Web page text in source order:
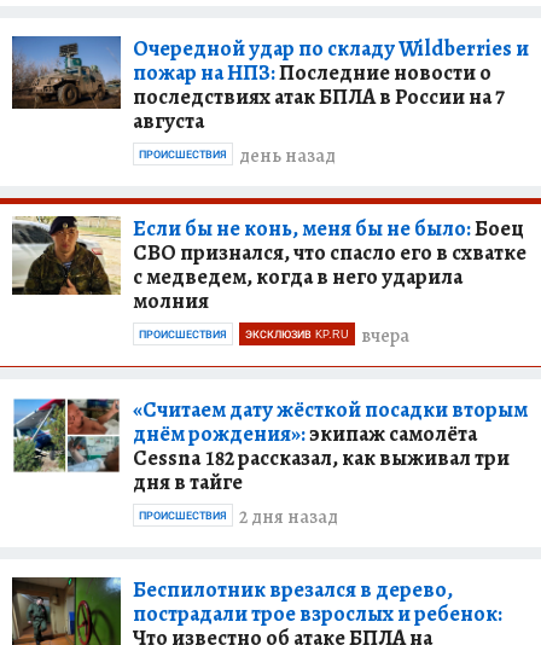
Очередной удар по складу Wildberries и
пожар на НПЗ:Последние новости о
последствиях атак БПЛА в России на 7
августа
день назад
ПРОИСШЕСТВИЯ
Если бы не конь, меня бы не было:Боец
СВО признался, что спасло его в схватке
с медведем, когда в него ударила
молния
вчера
ПРОИСШЕСТВИЯ ЭКСКЛЮЗИВ KP.RU
«Считаем дату жёсткой посадки вторым
днём рождения»:экипаж самолёта
Cessna 182 рассказал, как выживал три
дня в тайге
2 дня назад
ПРОИСШЕСТВИЯ
Беспилотник врезался в дерево,
пострадали трое взрослых и ребенок:
Что известно об атаке БПЛА на